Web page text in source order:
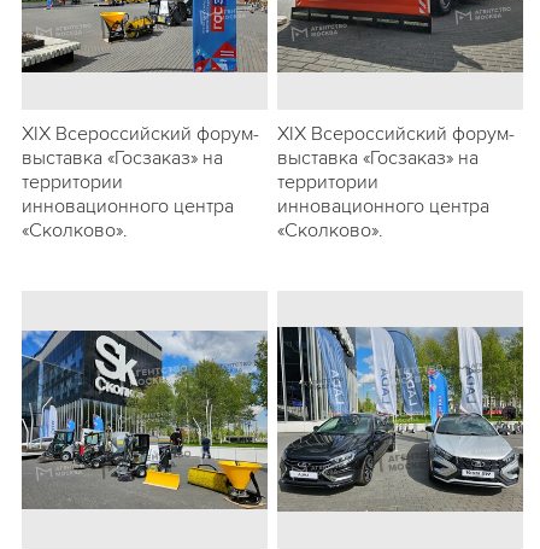
ХIХ Всероссийский форум-
выставка «Госзаказ» на
территории
инновационного центра
«Сколково».
ХIХ Всероссийский форум-
выставка «Госзаказ» на
территории
инновационного центра
«Сколково».